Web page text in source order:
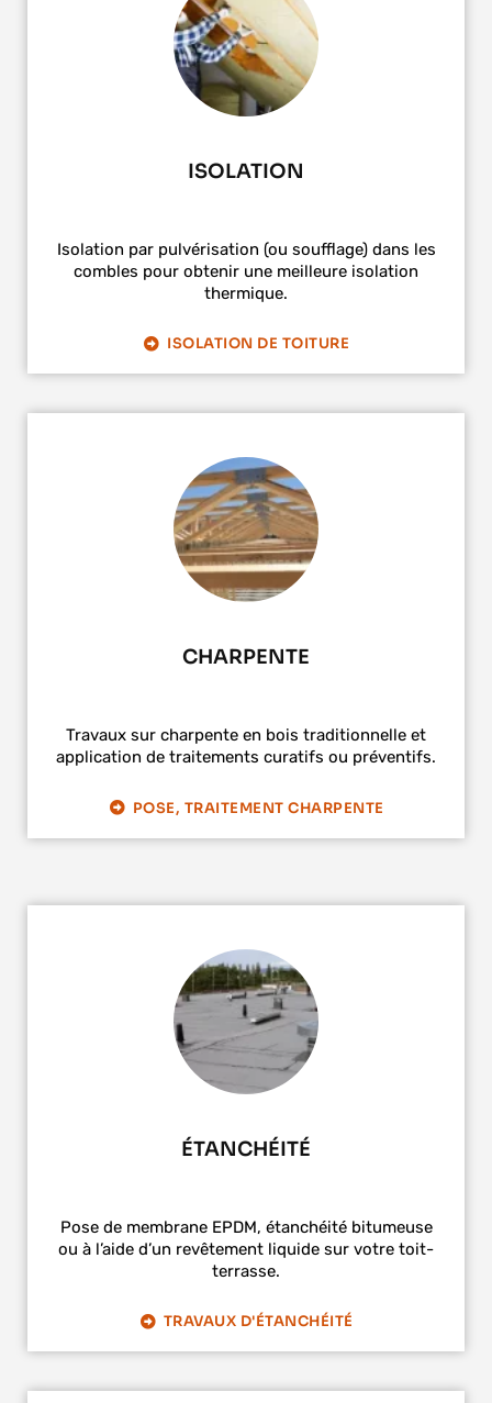
ISOLATION
Isolation par pulvérisation (ou soufflage) dans les
combles pour obtenir une meilleure isolation
thermique.
ISOLATION DE TOITURE
CHARPENTE
Travaux sur charpente en bois traditionnelle et
application de traitements curatifs ou préventifs.
POSE, TRAITEMENT CHARPENTE
ÉTANCHÉITÉ
Pose de membrane EPDM, étanchéité bitumeuse
ou à l’aide d’un revêtement liquide sur votre toit-
terrasse.
TRAVAUX D'ÉTANCHÉITÉ